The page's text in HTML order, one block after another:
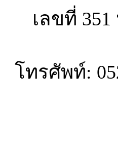
เลขที่
โทรศัพท์: